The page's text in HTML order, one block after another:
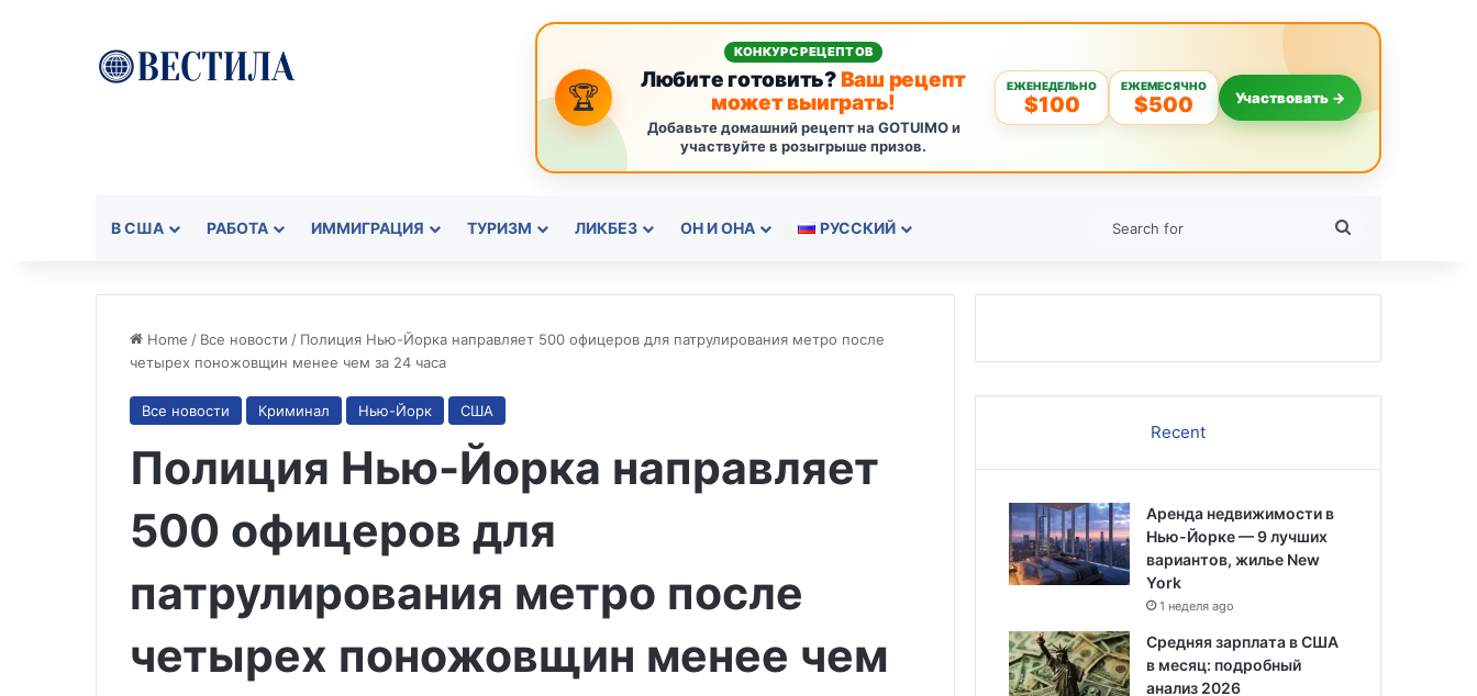
🏆
КОНКУРС РЕЦЕПТОВ
Любите готовить?Ваш рецепт
может выиграть!
Добавьте домашний рецепт на GOTUIMO и
участвуйте в розыгрыше призов.
ЕЖЕНЕДЕЛЬНО
$100
ЕЖЕМЕСЯЧНО
$500 Участвовать →
В США РАБОТА ИММИГРАЦИЯ ТУРИЗМ ЛИКБЕЗ ОН И ОНА РУССКИЙ
Home / Все новости / Полиция Нью-Йорка направляет 500 офицеров для патрулирования метро после
четырех поножовщин менее чем за 24 часа
Все новости Криминал Нью-Йорк США
Полиция Нью-Йорка направляет
500 офицеров для
патрулирования метро после
четырех поножовщин менее чем
Recent
Аренда недвижимости в
Нью-Йорке — 9 лучших
вариантов, жилье New
York
1 неделя ago
Средняя зарплата в США
в месяц: подробный
анализ 2026